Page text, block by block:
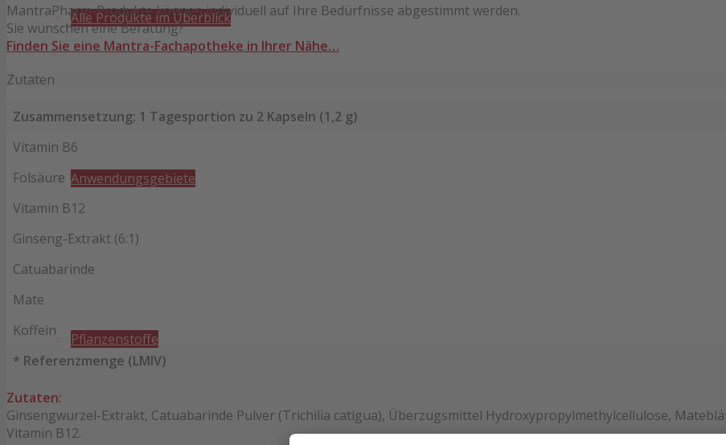
Alle Produkte im Überblick
Anwendungsgebiete
Pflanzenstoffe
MantraPharm-Produkte können individuell auf Ihre Bedürfnisse abgestimmt werden.
Sie wünschen eine Beratung?
Finden Sie eine Mantra-Fachapotheke in Ihrer Nähe…
Zutaten
Zusammensetzung: 1 Tagesportion zu 2 Kapseln (1,2 g)
Vitamin B6
Folsäure
Vitamin B12
Ginseng-Extrakt (6:1)
Catuabarinde
Mate
Koffein
* Referenzmenge (LMIV)
Zutaten:
Ginsengwurzel-Extrakt, Catuabarinde Pulver (Trichilia catigua), Überzugsmittel Hydroxypropylmethylcellulose,
Vitamin B12.